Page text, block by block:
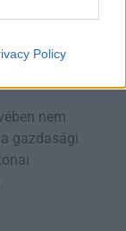
Policy
nem
gazdasági